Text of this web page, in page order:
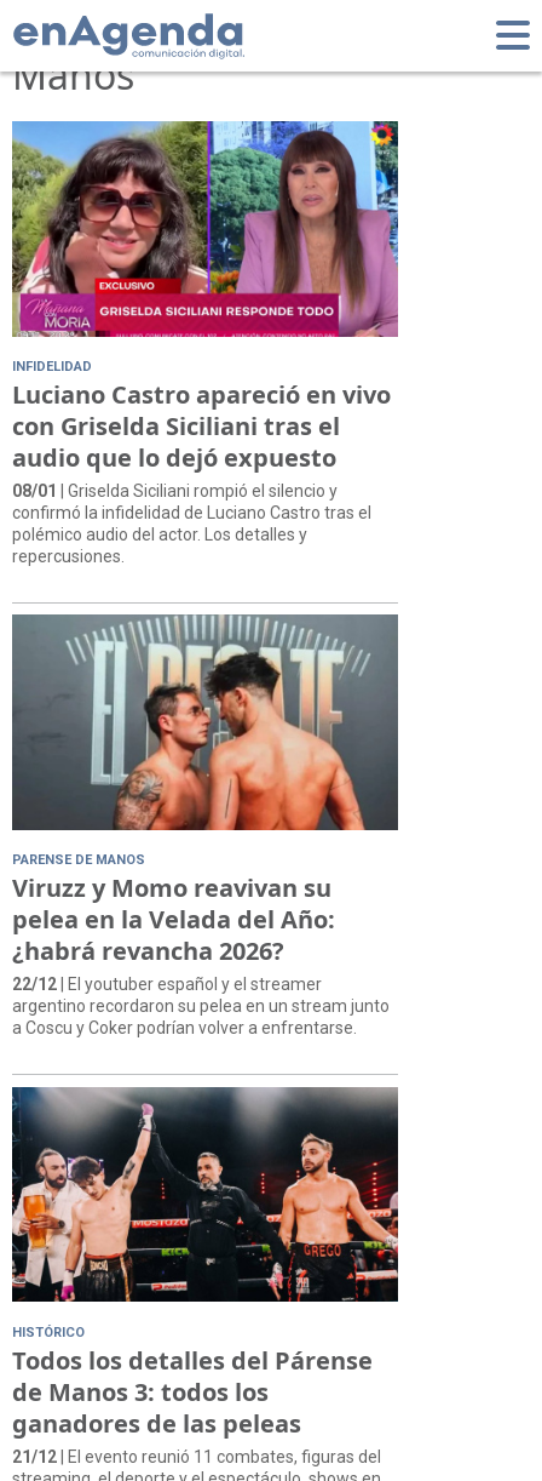
Tag: Parense de
Manos
INFIDELIDAD
Luciano Castro apareció en vivo
con Griselda Siciliani tras el
audio que lo dejó expuesto
08/01
| Griselda Siciliani rompió el silencio y
confirmó la infidelidad de Luciano Castro tras el
polémico audio del actor. Los detalles y
repercusiones.
PARENSE DE MANOS
Viruzz y Momo reavivan su
pelea en la Velada del Año:
¿habrá revancha 2026?
22/12 | El youtuber español y el streamer
argentino recordaron su pelea en un stream junto
a Coscu y Coker podrían volver a enfrentarse.
HISTÓRICO
Todos los detalles del Párense
de Manos 3: todos los
ganadores de las peleas
21/12| El evento reunió 11 combates, figuras del